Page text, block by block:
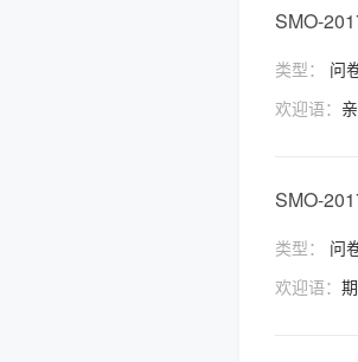
SMO-
类型：
问
欢迎语：
SMO-
类型：
问
欢迎语：